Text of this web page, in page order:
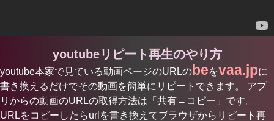
youtubeリピート再生のやり方
youtube本家で見ている動画ページのURLのbeをvaa.jpに
書き換えるだけでその動画を簡単にリピートできます。 アプ
リからの動画のURLの取得方法は「共有→コピー」です。
URLをコピーしたらurlを書き換えてブラウザからリピート再